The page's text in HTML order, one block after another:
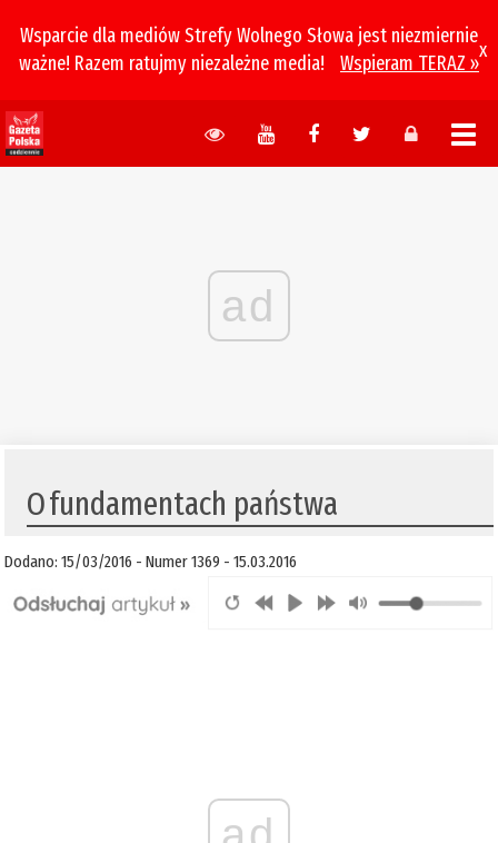
Wsparcie dla mediów Strefy Wolnego Słowa jest niezmiernie
ważne! Razem ratujmy niezależne media!
Wspieram TERAZ »
x
ad
O fundamentach państwa
Dodano: 15/03/2016 - Numer 1369 - 15.03.2016